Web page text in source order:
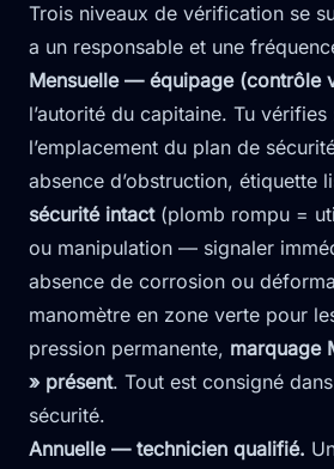
Trois niveaux de vérification se
a un responsable et une
Mensuelle — équipage (contrôle
l’autorité du capitaine. Tu
l’emplacement du plan de
absence d’obstruction, étiquette
sécurité intact(plomb rompu =
ou manipulation — signaler
absence de corrosion ou
manomètre en zone verte pour
pression permanente, marquage
» présent. Tout est consigné
sécurité.
Annuelle — technicien qualifié.